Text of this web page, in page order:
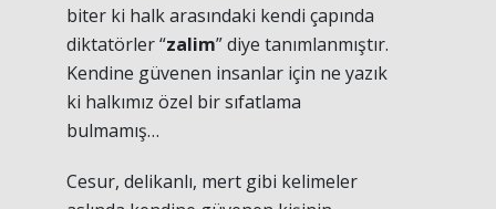
biter ki halk arasındaki kendi çapında
diktatörler “zalim” diye tanımlanmıştır.
Kendine güvenen insanlar için ne yazık
ki halkımız özel bir sıfatlama
bulmamış…
Cesur, delikanlı, mert gibi kelimeler